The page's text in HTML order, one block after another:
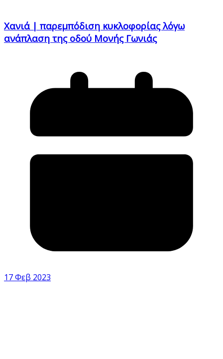
Χανιά | παρεμπόδιση κυκλοφορίας λόγω
ανάπλαση της οδού Μονής Γωνιάς
17 Φεβ 2023